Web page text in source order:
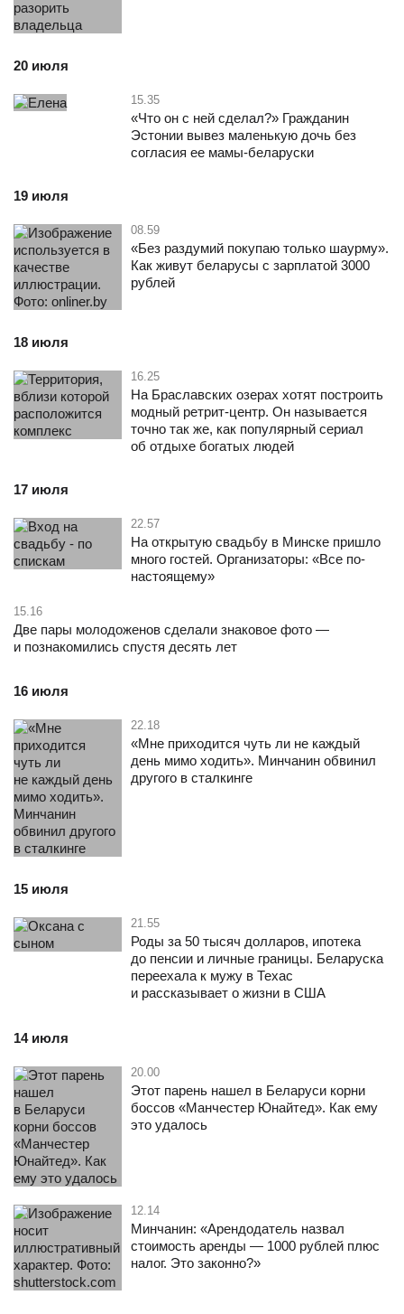
20 июля
«Что он с ней сделал?» Гражданин
Эстонии вывез маленькую дочь без
согласия ее мамы-беларуски
15.35
19 июля
«Без раздумий покупаю только шаурму».
Как живут беларусы с зарплатой 3000
рублей
08.59
18 июля
На Браславских озерах хотят построить
модный ретрит-центр. Он называется
точно так же, как популярный сериал
об отдыхе богатых людей
16.25
17 июля
На открытую свадьбу в Минске пришло
много гостей. Организаторы: «Все по-
настоящему»
22.57
Две пары молодоженов сделали знаковое фото —
и познакомились спустя десять лет
15.16
16 июля
«Мне приходится чуть ли не каждый
день мимо ходить». Минчанин обвинил
другого в сталкинге
22.18
15 июля
Роды за 50 тысяч долларов, ипотека
до пенсии и личные границы. Беларуска
переехала к мужу в Техас
и рассказывает о жизни в США
21.55
14 июля
Этот парень нашел в Беларуси корни
боссов «Манчестер Юнайтед». Как ему
это удалось
20.00
Минчанин: «Арендодатель назвал
стоимость аренды — 1000 рублей плюс
налог. Это законно?»
12.14